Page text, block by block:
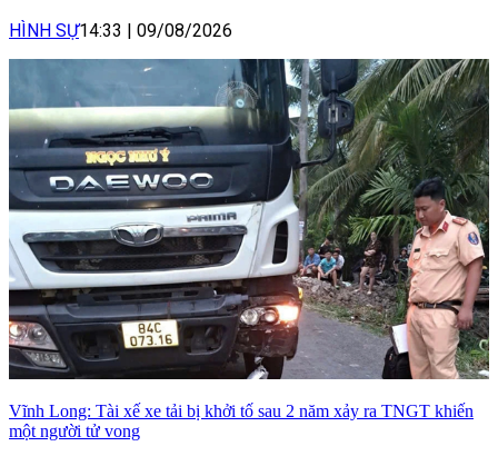
HÌNH SỰ14:33 09/08/2026
Vĩnh Long: Tài xế xe tải bị khởi tố sau 2 năm xảy ra TNGT khiến
một người tử vong